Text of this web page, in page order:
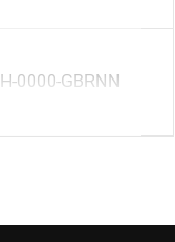
0000-GBRNN